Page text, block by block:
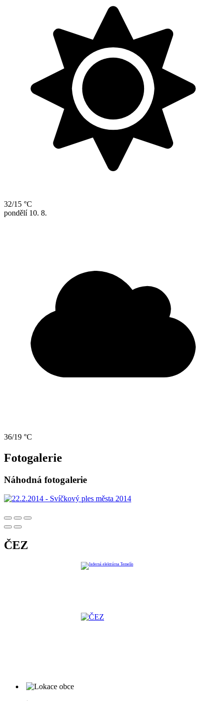
32/15 °C
pondělí 10. 8.
36/19 °C
Fotogalerie
Náhodná fotogalerie
ČEZ